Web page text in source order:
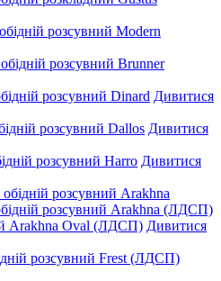
розсувний Modern
розсувний Brunner
розсувний Dinard Дивитися
розсувний Dallos Дивитися
розсувний Harro Дивитися
обідній розсувний Arakhna
розсувний Arakhna (ЛДСП)
Arakhna Oval (ЛДСП) Дивитися
розсувний Frest (ЛДСП)